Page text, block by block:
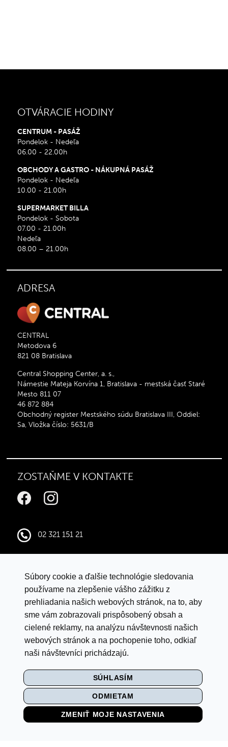
Súbory cookie a ďalšie technológie sledovania
používame na zlepšenie vášho zážitku z
prehliadania našich webových stránok, na to, aby
sme vám zobrazovali prispôsobený obsah a
cielené reklamy, na analýzu návštevnosti našich
webových stránok a na pochopenie toho, odkiaľ
naši návštevníci prichádzajú.
SÚHLASÍM
ODMIETAM
ZMENIŤ MOJE NASTAVENIA
OTVÁRACIE HODINY
CENTRUM - PASÁŽ
Pondelok - Nedeľa
06.00 - 22.00h
OBCHODY A GASTRO - NÁKUPNÁ PASÁŽ
Pondelok - Nedeľa
10.00 - 21.00h
SUPERMARKET BILLA
Pondelok - Sobota
07.00 - 21.00h
Nedeľa
08.00 – 21.00h
ADRESA
CENTRAL
Metodova 6
821 08 Bratislava
Central Shopping Center, a. s.,
Námestie Mateja Korvína 1, Bratislava - mestská časť Staré
Mesto 811 07
46 872 884
Obchodný register Mestského súdu Bratislava III, Oddiel:
Sa, Vložka číslo: 5631/B
ZOSTAŇME V KONTAKTE
02 321 151 21
Google mapy
VYHLÁSENIE O OCHRANE ÚDAJOV
LETNÁ SÚŤAŽ S ISTYLE
MULTI
NASTAVENIE COOKIES